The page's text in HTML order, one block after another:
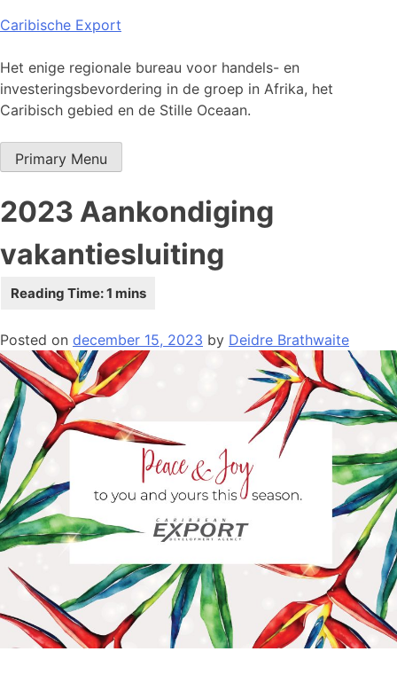
Skip
content
Caribische Export
Het enige regionale bureau voor handels- en
investeringsbevordering in de groep in Afrika, het
Caribisch gebied en de Stille Oceaan.
Primary Menu
2023 Aankondiging
vakantiesluiting
Posted on december 15, 2023 by Deidre Brathwaite